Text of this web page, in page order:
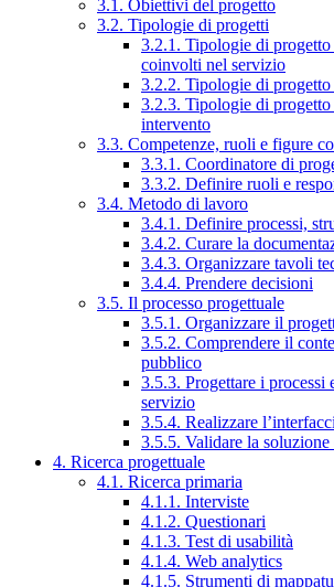
3.1. Obiettivi del progetto
3.2. Tipologie di progetti
3.2.1. Tipologie di progetto
coinvolti nel servizio
3.2.2. Tipologie di progetto
3.2.3. Tipologie di progetto
intervento
3.3. Competenze, ruoli e figure
3.3.1. Coordinatore di
3.3.2. Definire ruoli e
3.4. Metodo di lavoro
3.4.1. Definire processi,
3.4.2. Curare la
3.4.3. Organizzare tavoli
3.4.4. Prendere decisioni
3.5. Il processo progettuale
3.5.1. Organizzare il
3.5.2. Comprendere il
pubblico
3.5.3. Progettare i processi
servizio
3.5.4. Realizzare
3.5.5. Validare la soluzione
4. Ricerca progettuale
4.1. Ricerca primaria
4.1.1. Interviste
4.1.2. Questionari
4.1.3. Test di usabilità
4.1.4. Web analytics
4.1.5. Strumenti di